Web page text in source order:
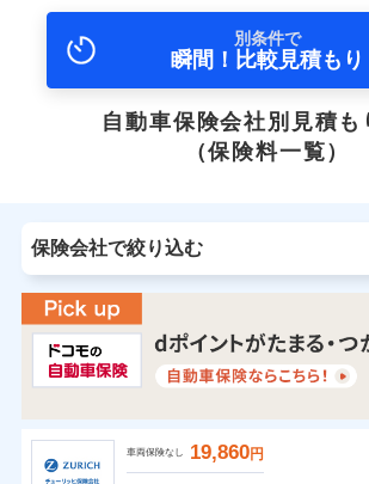
別条件で
瞬間！比較見積もり
自動車保険会社別見積も
（保険料一覧）
保険会社で絞り込む
車両保険なし 19,860円